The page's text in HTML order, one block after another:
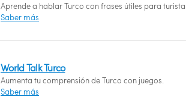
Aprende a hablar Turco con frases útiles para
Saber más
World Talk Turco
Aumenta tu comprensión de Turco con juegos.
Saber más